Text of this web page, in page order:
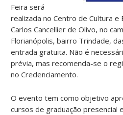
Feira será
realizada no Centro de Cultura e
Carlos Cancellier de Olivo, no
Florianópolis, bairro Trindade,
entrada gratuita. Não é
prévia, mas recomenda-se o
no Credenciamento.
O evento tem como objetivo
cursos de graduação presencial